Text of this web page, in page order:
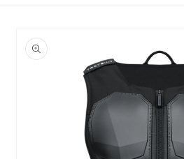
a la información del producto